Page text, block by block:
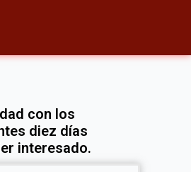
con los
diez días
interesado.